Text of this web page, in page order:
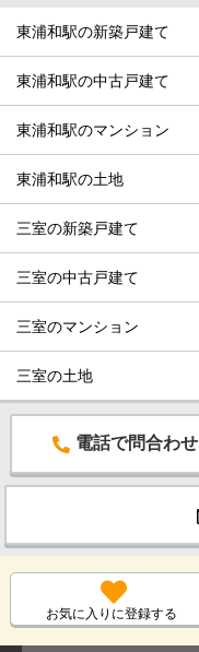
東浦和駅の新築戸建て
東浦和駅の中古戸建て
東浦和駅のマンション
東浦和駅の土地
三室の新築戸建て
三室の中古戸建て
三室のマンション
三室の土地
電話で問合わせ
お気に入りに登録する